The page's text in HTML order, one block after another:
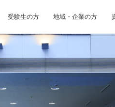
受験生の方 地域・企業の方